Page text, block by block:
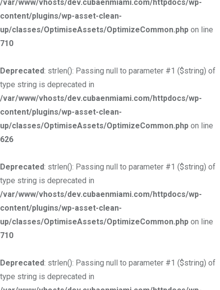
/var/www/vhosts/dev.cubaenmiami.com/httpdocs/wp-
content/plugins/wp-asset-clean-
up/classes/OptimiseAssets/OptimizeCommon.php on line
710
Deprecated: strlen(): Passing null to parameter #1 ($string) of
type string is deprecated in
/var/www/vhosts/dev.cubaenmiami.com/httpdocs/wp-
content/plugins/wp-asset-clean-
up/classes/OptimiseAssets/OptimizeCommon.php on line
626
Deprecated: strlen(): Passing null to parameter #1 ($string) of
type string is deprecated in
/var/www/vhosts/dev.cubaenmiami.com/httpdocs/wp-
content/plugins/wp-asset-clean-
up/classes/OptimiseAssets/OptimizeCommon.php on line
710
Deprecated: strlen(): Passing null to parameter #1 ($string) of
type string is deprecated in